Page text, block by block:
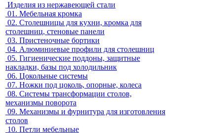
Изделия из нержавеющей стали
01. Мебельная кромка
02. Столешницы для кухни, кромка для
столешниц, стеновые панели
03. Пристеночные бортики
04. Алюминиевые профили для столешниц
05. Гигиенические поддоны, защитные
накладки, базы под холодильник
06. Цокольные системы
07. Ножки под цоколь, опорные, колеса
08. Системы трансформации столов,
механизмы поворота
09. Механизмы и фурнитура для изготовления
столов
10. Петли мебельные